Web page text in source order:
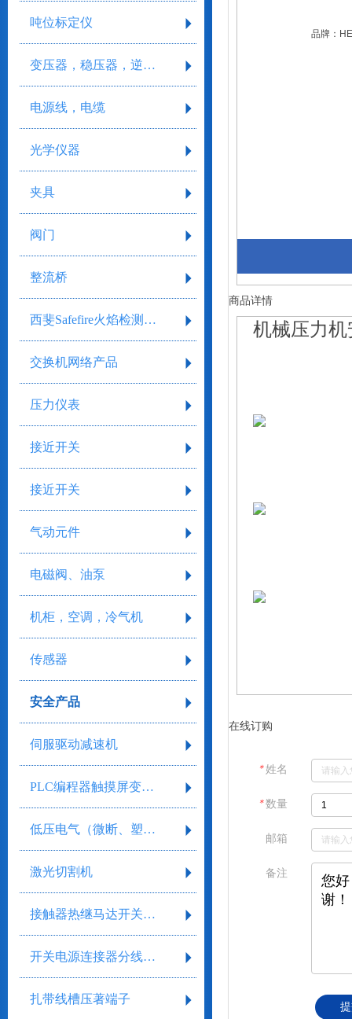
吨位标定仪
变压器，稳压器，逆变器
电源线，电缆
光学仪器
夹具
阀门
整流桥
西斐Safefire火焰检测系统
交换机网络产品
压力仪表
接近开关
接近开关
气动元件
电磁阀、油泵
机柜，空调，冷气机
传感器
安全产品
伺服驱动减速机
PLC编程器触摸屏变频器
低压电气（微断、塑壳、框架）
激光切割机
接触器热继马达开关继电器
开关电源连接器分线盒气缸气阀剥线工具
扎带线槽压著端子
品牌：
商品详情
机械压力
在线订购
＊姓名
＊数量
邮箱
备注